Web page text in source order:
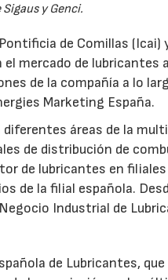
y Genci.
de Comillas (Icai)
mercado de lubricantes
de la compañía a lo
Marketing España.
áreas de la
de distribución de
de lubricantes en
de la filial española.
Industrial de
de Lubricantes,